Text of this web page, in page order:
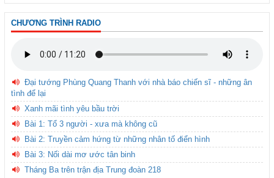
CHƯƠNG TRÌNH RADIO
Đại tướng Phùng Quang Thanh với nhà báo chiến sĩ - những ân
tình để lại
Xanh mãi tình yêu bầu trời
Bài 1: Tổ 3 người - xưa mà không cũ
Bài 2: Truyền cảm hứng từ những nhân tố điển hình
Bài 3: Nối dài mơ ước tân binh
Tháng Ba trên trận địa Trung đoàn 218